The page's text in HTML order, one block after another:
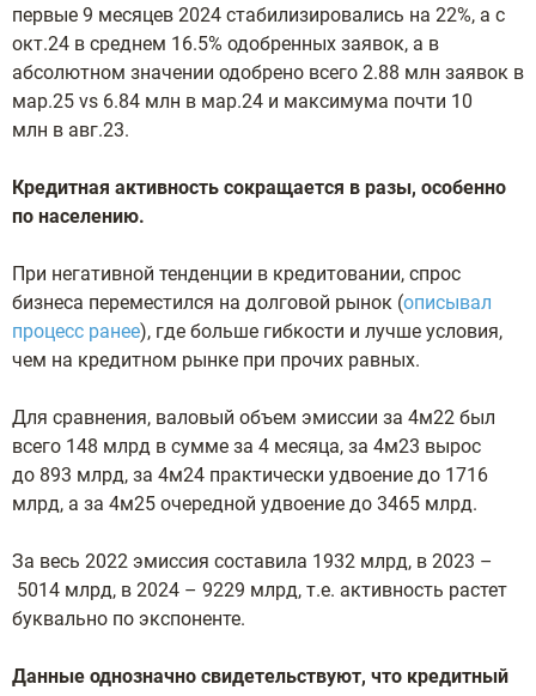
первые 9 месяцев 2024 стабилизировались на 22%, а с
окт.24 в среднем 16.5% одобренных заявок, а в
абсолютном значении одобрено всего 2.88 млн заявок в
мар.25 vs 6.84 млн в мар.24 и максимума почти 10
млн в авг.23.
Кредитная активность сокращается в разы, особенно
по населению.
При негативной тенденции в кредитовании, спрос
бизнеса переместился на долговой рынок (описывал
процесс ранее), где больше гибкости и лучше условия,
чем на кредитном рынке при прочих равных.
Для сравнения, валовый объем эмиссии за 4м22 был
всего 148 млрд в сумме за 4 месяца, за 4м23 вырос
до 893 млрд, за 4м24 практически удвоение до 1716
млрд, а за 4м25 очередной удвоение до 3465 млрд.
За весь 2022 эмиссия составила 1932 млрд, в 2023 –
5014 млрд, в 2024 – 9229 млрд, т.е. активность растет
буквально по экспоненте.
Данные однозначно свидетельствуют, что кредитный